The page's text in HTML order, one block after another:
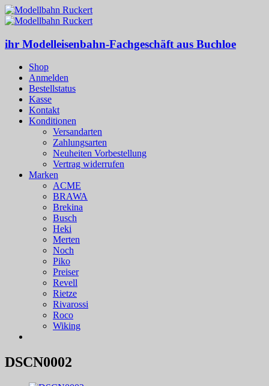
ihr Modelleisenbahn-Fachgeschäft aus Buchloe
Shop
Anmelden
Bestellstatus
Kasse
Kontakt
Konditionen
Versandarten
Zahlungsarten
Neuheiten Vorbestellung
Vertrag widerrufen
Marken
ACME
BRAWA
Brekina
Busch
Heki
Merten
Noch
Piko
Preiser
Revell
Rietze
Rivarossi
Roco
Wiking
DSCN0002